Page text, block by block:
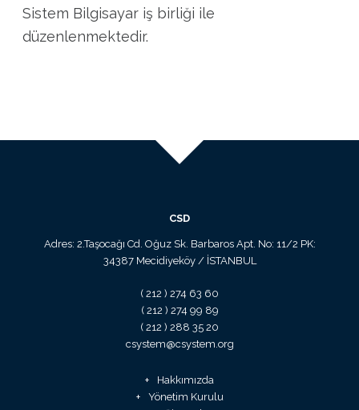
Sistem Bilgisayar iş birliği ile
düzenlenmektedir.
CSD
Adres: 2.Taşocağı Cd. Oğuz Sk. Barbaros Apt. No: 11/2 PK:
34387 Mecidiyeköy / İSTANBUL
( 212 ) 274 63 60
( 212 ) 274 99 89
( 212 ) 288 35 20
csystem@csystem.org
Hakkımızda
Yönetim Kurulu